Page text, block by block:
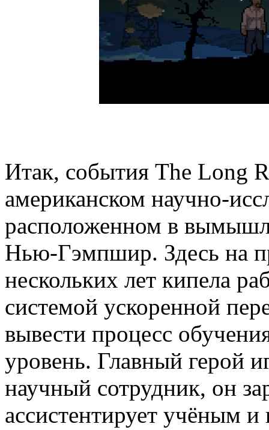
Итак, события The Long
американском научно-
расположенном в
Нью-Гэмпшир. Здесь на
нескольких лет кипела
системой ускоренной
вывести процесс
уровень. Главный герой
научный сотрудник, он
ассистентирует учёным